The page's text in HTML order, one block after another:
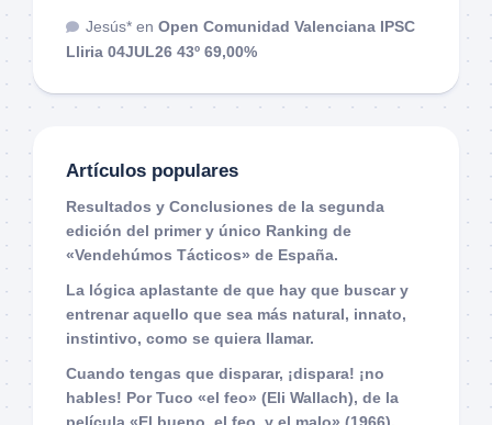
Jesús* en Open Comunidad Valenciana IPSC
Lliria 04JUL26 43º 69,00%
Artículos populares
Resultados y Conclusiones de la segunda
edición del primer y único Ranking de
«Vendehúmos Tácticos» de España.
La lógica aplastante de que hay que buscar y
entrenar aquello que sea más natural, innato,
instintivo, como se quiera llamar.
Cuando tengas que disparar, ¡dispara! ¡no
hables! Por Tuco «el feo» (Eli Wallach), de la